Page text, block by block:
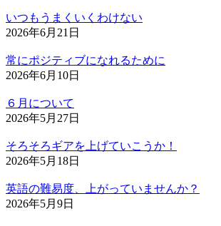
いつもうまくいくわけない
2026年6月21日
常にポジティブになれるために
2026年6月10日
６月について
2026年5月27日
そろそろギアを上げていこうか！
2026年5月18日
英語の難易度、上がっていませんか？
2026年5月9日